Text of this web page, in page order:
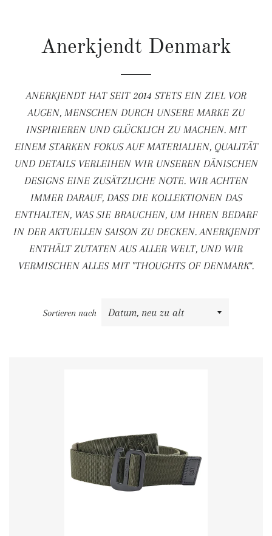
Anerkjendt Denmark
ANERKJENDT HAT SEIT 2014 STETS EIN ZIEL VOR
AUGEN, MENSCHEN DURCH UNSERE MARKE ZU
INSPIRIEREN UND GLÜCKLICH ZU MACHEN. MIT
EINEM STARKEN FOKUS AUF MATERIALIEN, QUALITÄT
UND DETAILS VERLEIHEN WIR UNSEREN DÄNISCHEN
DESIGNS EINE ZUSÄTZLICHE NOTE. WIR ACHTEN
IMMER DARAUF, DASS DIE KOLLEKTIONEN DAS
ENTHALTEN, WAS SIE BRAUCHEN, UM IHREN BEDARF
IN DER AKTUELLEN SAISON ZU DECKEN. ANERKJENDT
ENTHÄLT ZUTATEN AUS ALLER WELT, UND WIR
VERMISCHEN ALLES MIT "THOUGHTS OF DENMARK“.
Sortieren nach